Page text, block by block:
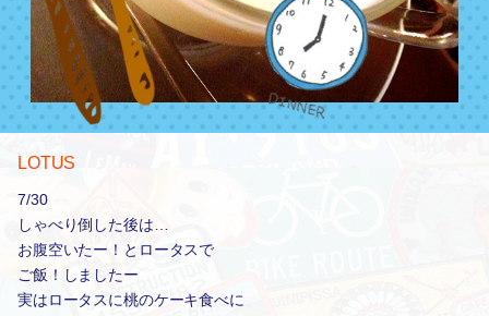
LOTUS
7/30
しゃべり倒した後は…
お腹空いたー！とロータスで
ご飯！しましたー
実はロータスに桃のケーキ食べに